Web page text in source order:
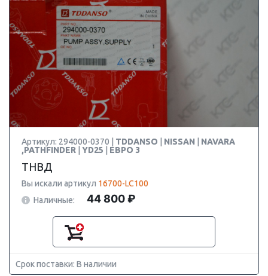
Артикул: 294000-0370 | TDDANSO NISSAN
NAVARA
,PATHFINDER
YD25 ЕВРО 3
ТНВД
Вы искали артикул 16700-LC100
Наличные:
44 800 ₽
Срок поставки: В наличии